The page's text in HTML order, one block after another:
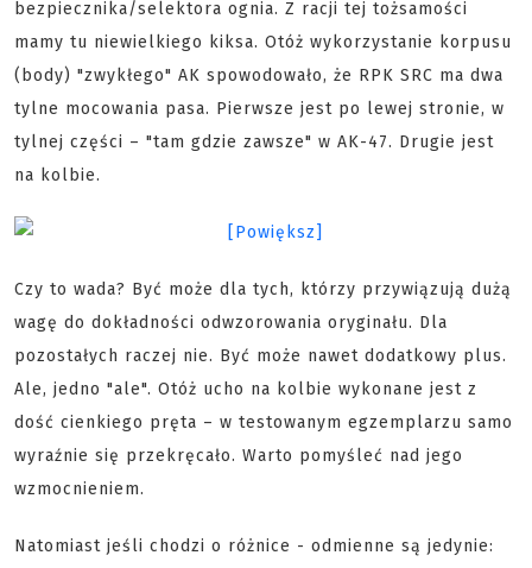
bezpiecznika/selektora ognia. Z racji tej tożsamości
mamy tu niewielkiego kiksa. Otóż wykorzystanie korpusu
(body) "zwykłego" AK spowodowało, że RPK SRC ma dwa
tylne mocowania pasa. Pierwsze jest po lewej stronie, w
tylnej części – "tam gdzie zawsze" w AK-47. Drugie jest
na kolbie.
Czy to wada? Być może dla tych, którzy przywiązują dużą
wagę do dokładności odwzorowania oryginału. Dla
pozostałych raczej nie. Być może nawet dodatkowy plus.
Ale, jedno "ale". Otóż ucho na kolbie wykonane jest z
dość cienkiego pręta – w testowanym egzemplarzu samo
wyraźnie się przekręcało. Warto pomyśleć nad jego
wzmocnieniem.
Natomiast jeśli chodzi o różnice - odmienne są jedynie: